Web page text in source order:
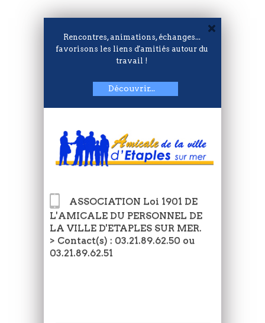
Rencontres, animations, échanges...
favorisons les liens d'amitiés autour du
travail !
Découvrir...
ASSOCIATION Loi 1901 DE
L'AMICALE DU PERSONNEL DE
LA VILLE D'ETAPLES SUR MER.
> Contact(s) : 03.21.89.62.50 ou
03.21.89.62.51